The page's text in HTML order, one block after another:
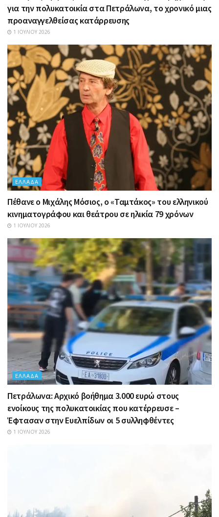
για την πολυκατοικία στα Πετράλωνα, το χρονικό μιας
προαναγγελθείσας κατάρρευσης
1 ΙΟΥΛΊΟΥ 2026
ΕΛΛΆΔΑ
Πέθανε ο Μιχάλης Μόσιος, ο «Ταμτάκος» του ελληνικού
κινηματογράφου και θεάτρου σε ηλικία 79 χρόνων
1 ΙΟΥΛΊΟΥ 2026
ΕΛΛΆΔΑ
Πετράλωνα: Αρχικό βοήθημα 3.000 ευρώ στους
ενοίκους της πολυκατοικίας που κατέρρευσε –
Έφτασαν στην Ευελπίδων οι 5 συλληφθέντες
1 ΙΟΥΛΊΟΥ 2026